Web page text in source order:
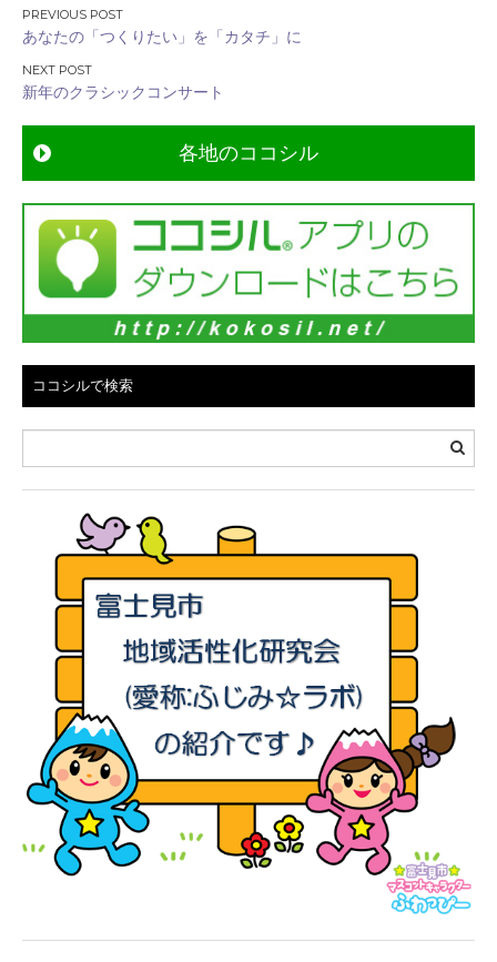
投
稿
ナ
ビ
ゲ
ー
シ
ョ
ン
あなたの「つくりたい」を「カタチ」に
新年のクラシックコンサート
各地のココシル
ココシルで検索